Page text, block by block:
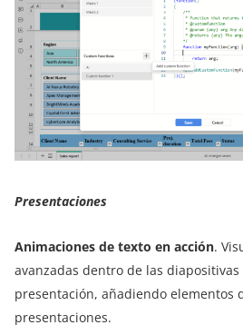
Presentaciones
Animaciones de texto en acción.
avanzadas dentro de las
presentación, añadiendo elementos
presentaciones.